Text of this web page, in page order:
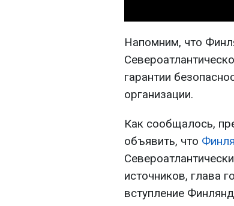
Напомним, что
гарантии
организации.
Как сообщалось,
объявить, что
источников, глава
вступление